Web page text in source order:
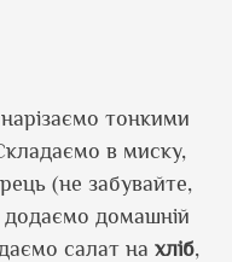
тонкими
в миску,
(не забувайте,
додаємо домашній
салат на хліб,